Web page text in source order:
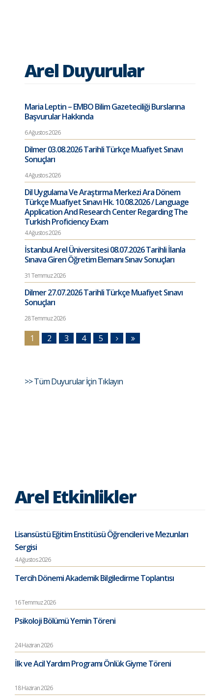
Arel Duyurular
Maria Leptin – EMBO Bilim Gazeteciliği Burslarına
Başvurular Hakkında
6 Ağustos 2026
Dilmer 03.08.2026 Tarihli Türkçe Muafiyet Sınavı
Sonuçları
4 Ağustos 2026
Dil Uygulama Ve Araştırma Merkezi Ara Dönem
Türkçe Muafiyet Sınavı Hk. 10.08.2026 / Language
Application And Research Center Regarding The
Turkish Proficiency Exam
4 Ağustos 2026
İstanbul Arel Üniversitesi 08.07.2026 Tarihli İlanla
Sınava Giren Öğretim Elemanı Sınav Sonuçları
31 Temmuz 2026
Dilmer 27.07.2026 Tarihli Türkçe Muafiyet Sınavı
Sonuçları
28 Temmuz 2026
1 2 3 4 5
>> Tüm Duyurular İçin Tıklayın
Arel Etkinlikler
Lisansüstü Eğitim Enstitüsü Öğrencileri ve Mezunları
Sergisi
4 Ağustos 2026
Tercih Dönemi Akademik Bilgiledirme Toplantısı
16 Temmuz 2026
Psikoloji Bölümü Yemin Töreni
24 Haziran 2026
İlk ve Acil Yardım Programı Önlük Giyme Töreni
18 Haziran 2026